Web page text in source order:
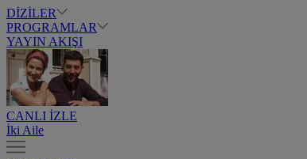
DİZİLER
PROGRAMLAR
YAYIN AKIŞI
CANLI İZLE
İki Aile